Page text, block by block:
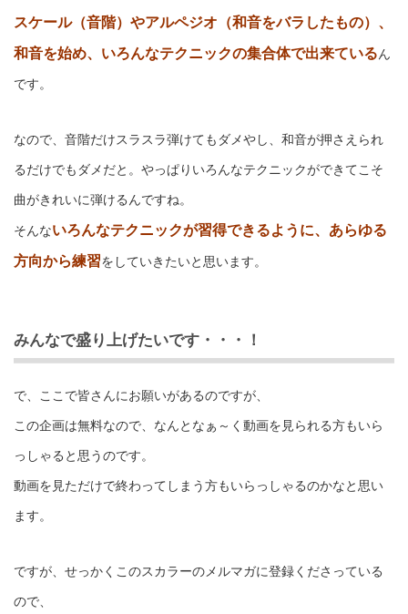
スケール（音階）やアルペジオ（和音をバラしたもの）、
和音を始め、いろんなテクニックの集合体で出来ているん
です。
なので、音階だけスラスラ弾けてもダメやし、和音が押さえられ
るだけでもダメだと。やっぱりいろんなテクニックができてこそ
曲がきれいに弾けるんですね。
そんないろんなテクニックが習得できるように、あらゆる
方向から練習をしていきたいと思います。
みんなで盛り上げたいです・・・！
で、ここで皆さんにお願いがあるのですが、
この企画は無料なので、なんとなぁ～く動画を見られる方もいら
っしゃると思うのです。
動画を見ただけで終わってしまう方もいらっしゃるのかなと思い
ます。
ですが、せっかくこのスカラーのメルマガに登録くださっている
ので、